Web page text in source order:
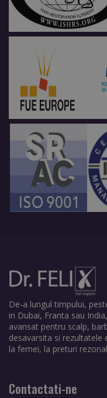
De-a lungul timpului,
in Dubai, Franta sau
avansat pentru scalp,
desavarsita si
la femei, la preturi
Contactati-ne